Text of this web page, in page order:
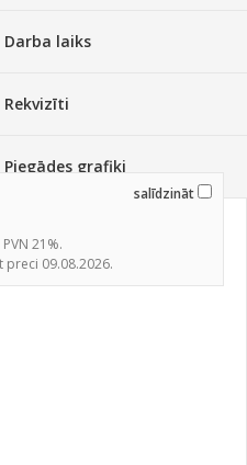
Darba laiks
Rekvizīti
Piegādes grafiki
Deep Pink 10 p
salīdzināt
21%.
09.08.2026.